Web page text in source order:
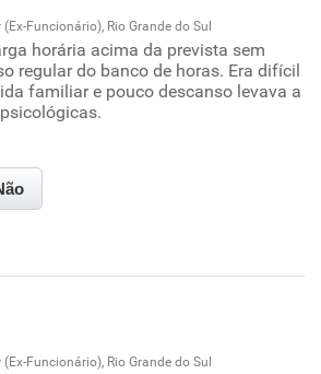
familiar
a diretoria
Funcionário), Rio Grande do Sul
horária acima da prevista sem
regular do banco de horas. Era difícil
familiar e pouco descanso levava a
Funcionário), Rio Grande do Sul